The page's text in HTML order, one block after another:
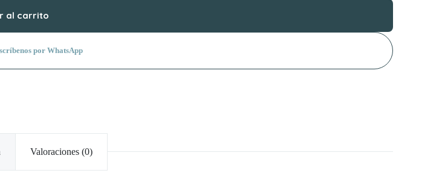
al carrito
por WhatsApp
Valoraciones (0)